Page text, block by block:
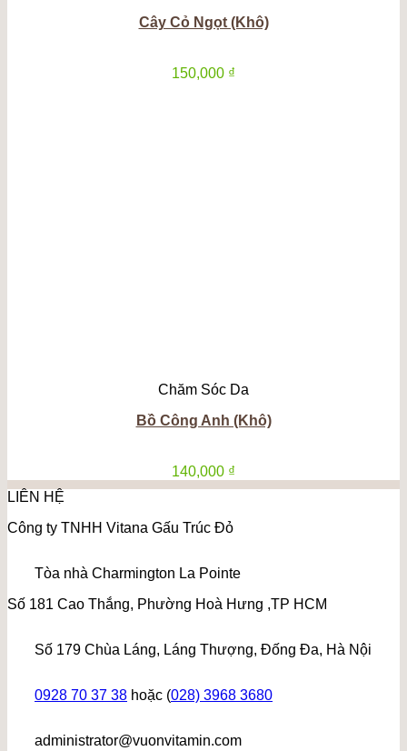
Cây Cỏ Ngọt (Khô)
150,000 ₫
Chăm Sóc Da
Bồ Công Anh (Khô)
140,000 ₫
LIÊN HỆ
Công ty TNHH Vitana Gấu Trúc Đỏ
Tòa nhà Charmington La Pointe
Số 181 Cao Thắng, Phường Hoà Hưng ,TP HCM
Số 179 Chùa Láng, Láng Thượng, Đống Đa, Hà Nội
0928 70 37 38 hoặc (028) 3968 3680
administrator@vuonvitamin.com